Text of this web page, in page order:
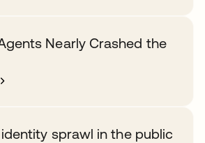
Nearly Crashed the
sprawl in the public